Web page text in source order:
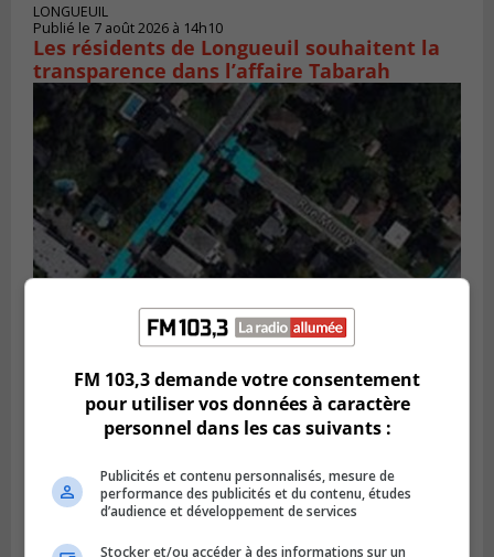
LONGUEUIL
Publié le 7 août 2026 à 14h10
Les résidents de Longueuil souhaitent la
transparence dans l’affaire Tabarah
Publié le 6 août 2026 à 13h45
Greenfield Park veut s’armer contre les
fortes
pluies
FM 103,3 demande votre consentement
pour utiliser vos données à caractère
personnel dans les cas suivants :
Publicités et contenu personnalisés, mesure de
performance des publicités et du contenu, études
d’audience et développement de services
Stocker et/ou accéder à des informations sur un